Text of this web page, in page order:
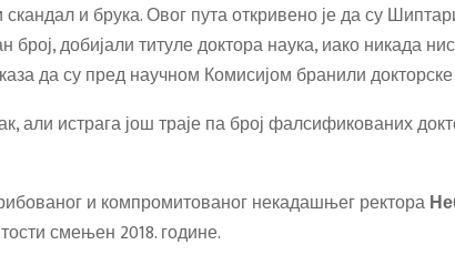
скандал и брука. Овог пута откривено је да су
добијали титуле доктора наука, иако никада
да су пред научном Комисијом бранили докторске
али истрага још траје па број фалсификованих
и компромитованог некадашњег ректора
смењен 2018. године.